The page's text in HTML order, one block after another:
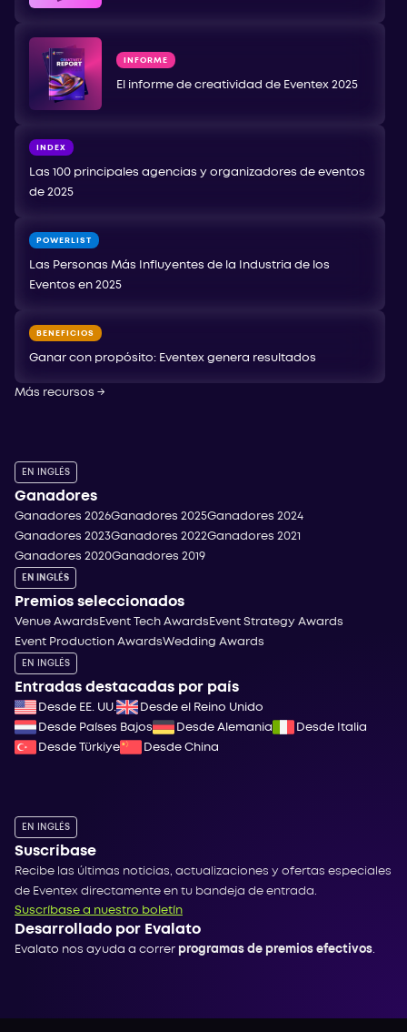
INFORME
El informe de creatividad de Eventex 2025
INDEX
Las 100 principales agencias y organizadores de eventos
de 2025
POWERLIST
Las Personas Más Influyentes de la Industria de los
Eventos en 2025
BENEFICIOS
Ganar con propósito: Eventex genera resultados
Más recursos →
EN INGLÉS
Ganadores
Ganadores 2026Ganadores 2025Ganadores 2024
Ganadores 2023Ganadores 2022Ganadores 2021
Ganadores 2020Ganadores 2019
EN INGLÉS
Premios seleccionados
Venue Awards Event Tech Awards Event Strategy Awards
Event Production AwardsWedding Awards
EN INGLÉS
Entradas destacadas por país
Desde EE. UU.
Desde el Reino Unido
Desde Países Bajos
Desde Alemania
Desde Italia
Desde Türkiye
Desde China
EN INGLÉS
Suscríbase
Recibe las últimas noticias, actualizaciones y ofertas especiales
de Eventex directamente en tu bandeja de entrada.
Suscríbase a nuestro boletín
Desarrollado por Evalato
Evalato nos ayuda a correr programas de premios efectivos